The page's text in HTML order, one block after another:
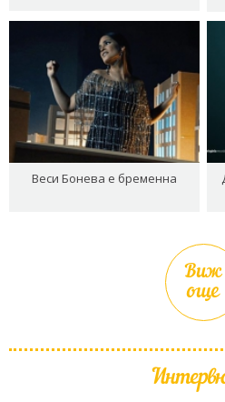
Веси Бонева е бременна
Виж
още